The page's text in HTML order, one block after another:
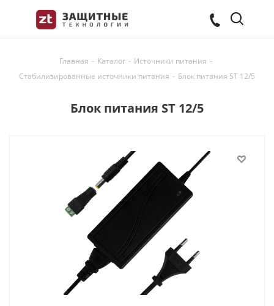
Главная - Каталог - Источники питания -
Стабилизированные источники питания - Блок питания ST 12/5
Блок питания ST 12/5